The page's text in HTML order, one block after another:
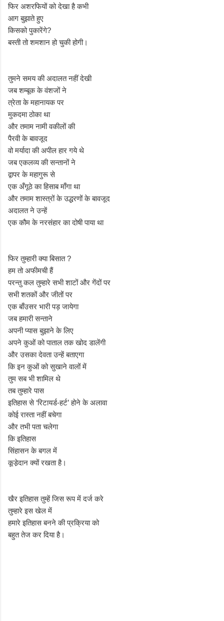
फिर अशरफियों को देखा है कभी
आग बुझाते हुए
किसको पुकारेंगे?
बस्ती तो शमशान हो चुकी होगी।
तुमने समय की अदालत नहीं देखी
जब शम्बूक के वंशजों ने
त्रेता के महानायक पर
मुकदमा ठोका था
और तमाम नामी वकीलों की
पैरवी के बावजूद
वो मर्यादा की अपील हार गये थे
जब एकलव्य की सन्तानों ने
द्वापर के महागुरू से
एक अँगूठे का हिसाब माँगा था
और तमाम शास्त्रों के उद्धरणों के बावजूद
अदालत ने उन्हें
एक कौम के नरसंहार का दोषी पाया था
फिर तुम्हारी क्या बिसात ?
हम तो अफीमची हैं
परन्तु कल तुम्हारे सभी शाटों और गेंदों पर
सभी शतकों और जीतों पर
एक बाँउसर भारी पड़ जायेगा
जब हमारी सन्ताने
अपनी प्यास बुझाने के लिए
अपने कुओं को पाताल तक खोद डालेंगी
और उसका देवता उन्हें बताएगा
कि इन कुओं को सुखाने वालों में
तुम सब भी शामिल थे
तब तुम्हारे पास
इतिहास से ‘रिटायर्ड-हर्ट’ होने के अलावा
कोई रास्ता नहीं बचेगा
और तभी पता चलेगा
कि इतिहास
सिंहासन के बगल में
कूडे़दान क्यों रखता है।
खैर इतिहास तुम्हें जिस रूप में दर्ज करे
तुम्हारे इस खेल में
हमारे इतिहास बनने की प्रक्रिया को
बहुत तेज कर दिया है।